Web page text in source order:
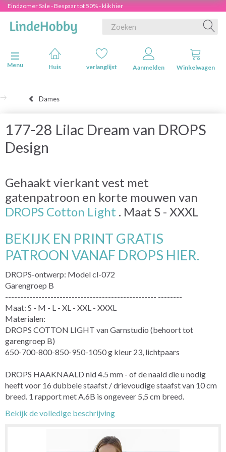
Eindzomer Sale - Bespaar tot 50% - klik hier
Navigatie in-/uitschakelen
Menu
Huis verlanglijst Aanmelden Winkelwagen
Dames
177-28 Lilac Dream van DROPS
Design
Gehaakt vierkant vest met
gatenpatroon en korte mouwen van
DROPS Cotton Light . Maat S - XXXL
BEKIJK EN PRINT GRATIS
PATROON VANAF DROPS HIER.
DROPS-ontwerp: Model cl-072
Garengroep B
-------------------------------------------------- --------
Maat: S - M - L - XL - XXL - XXXL
Materialen:
DROPS COTTON LIGHT van Garnstudio (behoort tot
garengroep B)
650-700-800-850-950-1050 g kleur 23, lichtpaars
DROPS HAAKNAALD nld 4.5 mm - of de naald die u nodig
heeft voor 16 dubbele staafst / drievoudige staafst van 10 cm
breed. 1 rapport met A.6B is ongeveer 5,5 cm breed.
Bekijk de volledige beschrijving